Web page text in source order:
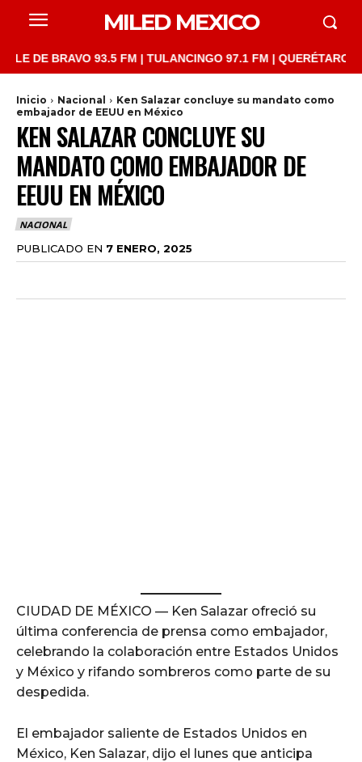
MILED MEXICO
BRAVO 93.5 FM | TULANCINGO 97.1 FM | QUERÉTARO
Inicio Nacional
Ken Salazar concluye su mandato como
embajador de EEUU en México
KEN SALAZAR CONCLUYE SU
MANDATO COMO EMBAJADOR DE
EEUU EN MÉXICO
NACIONAL
PUBLICADO EN 7 ENERO, 2025
CIUDAD DE MÉXICO — Ken Salazar ofreció su
última conferencia de prensa como embajador,
celebrando la colaboración entre Estados Unidos
y México y rifando sombreros como parte de su
despedida.
El embajador saliente de Estados Unidos en
México, Ken Salazar, dijo el lunes que anticipa